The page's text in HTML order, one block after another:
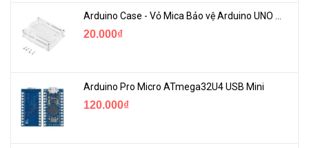
20.000₫
Arduino Pro Micro ATmega32U4 USB Mini
120.000₫